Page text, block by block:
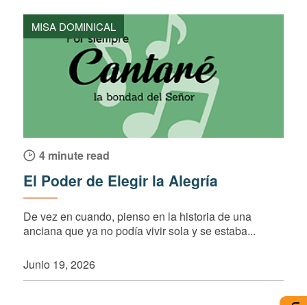
MISA DOMINICAL
4 minute read
El Poder de Elegir la Alegría
De vez en cuando, pienso en la historia de una
anciana que ya no podía vivir sola y se estaba...
Junio 19, 2026